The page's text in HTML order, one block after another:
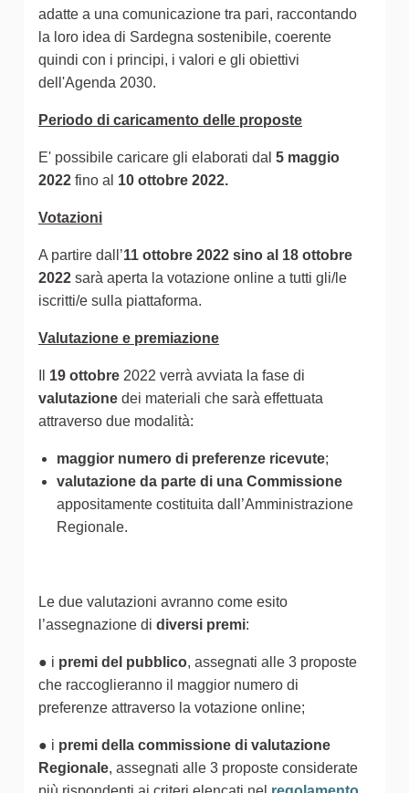
adatte a una comunicazione tra pari, raccontando
la loro idea di Sardegna sostenibile, coerente
quindi con i principi, i valori e gli obiettivi
dell'Agenda 2030.
Periodo di caricamento delle proposte
E' possibile caricare gli elaborati dal 5 maggio
2022 fino al 10 ottobre 2022.
Votazioni
A partire dall’11 ottobre 2022 sino al 18 ottobre
2022 sarà aperta la votazione online a tutti gli/le
iscritti/e sulla piattaforma.
Valutazione e premiazione
19 ottobre 2022 verrà avviata la fase di
valutazione dei materiali che sarà effettuata
attraverso due modalità:
maggior numero di preferenze ricevute;
valutazione da parte di una Commissione
appositamente costituita dall’Amministrazione
Regionale.
Le due valutazioni avranno come esito
l’assegnazione di diversi premi:
● i premi del pubblico, assegnati alle 3 proposte
che raccoglieranno il maggior numero di
preferenze attraverso la votazione online;
● i premi della commissione di valutazione
Regionale, assegnati alle 3 proposte considerate